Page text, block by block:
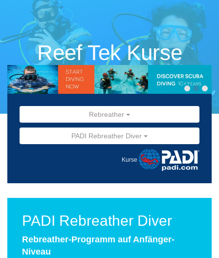
Reef Tek Kurse
Rebreather
PADI Rebreather Diver
Kurse
PADI Rebreather Diver
Rebreather-Programm auf Anfänger-
Niveau